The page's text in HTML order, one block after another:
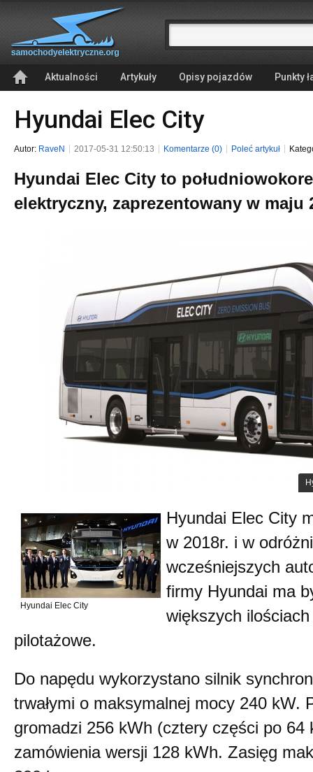
Aktualności Artykuły Opisy pojazdów Punkty
Hyundai Elec City
Autor: RaveN 2017-05-31 12:50:13 Komentarze (0) Poleć artykuł
Hyundai Elec City to
elektryczny, zaprezentowany w maju
Hyundai Elec City
Hyundai Elec City
w 2018r. i w
wcześniejszych
firmy Hyundai ma
większych
pilotażowe.
Do napędu wykorzystano silnik
trwałymi o maksymalnej mocy 240 kW.
gromadzi 256 kWh (cztery części po 64
zamówienia wersji 128 kWh. Zasięg